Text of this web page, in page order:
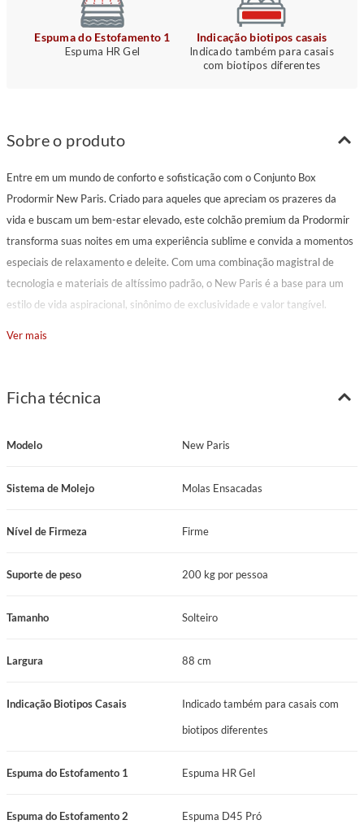
Espuma do Estofamento 1
Espuma HR Gel
Indicação biotipos casais
Indicado também para casais
com biotipos diferentes
Sobre o produto
Entre em um mundo de conforto e sofisticação com o Conjunto Box
Prodormir New Paris. Criado para aqueles que apreciam os prazeres da
vida e buscam um bem-estar elevado, este colchão premium da Prodormir
transforma suas noites em uma experiência sublime e convida a momentos
especiais de relaxamento e deleite. Com uma combinação magistral de
tecnologia e materiais de altíssimo padrão, o New Paris é a base para um
estilo de vida aspiracional, sinônimo de exclusividade e valor tangível.
Espuma Matelassê: D20 Cilíndrica
Alta Densidade ≥ D65
Base de Suporte do Colchão: Espuma
Suporte de Peso: 200 kg
Certificação Inmetro: Certificado conforme Portaria Inmetro Nº 75/2021
Tamanho: Solteiro
Largura: 88 cm
Benefícios que Elevam Sua Experiência
Pillow Super que proporciona uma camada extra de acolhimento suntuoso.
Ver mais
Ficha técnica
Modelo New Paris
Sistema de Molejo Molas Ensacadas
Nível de Firmeza Firme
Suporte de peso 200 kg por pessoa
Tamanho Solteiro
Largura 88 cm
Indicação Biotipos Casais
Indicado também para casais com
biotipos diferentes
Espuma do Estofamento 1 Espuma HR Gel
Espuma do Estofamento 2 Espuma D45 Pró